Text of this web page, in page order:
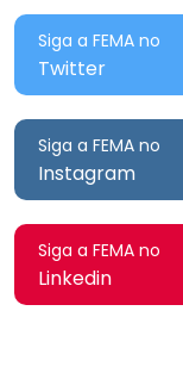
Siga a FEMA no
Twitter
Siga a FEMA no
Instagram
Siga a FEMA no
Linkedin